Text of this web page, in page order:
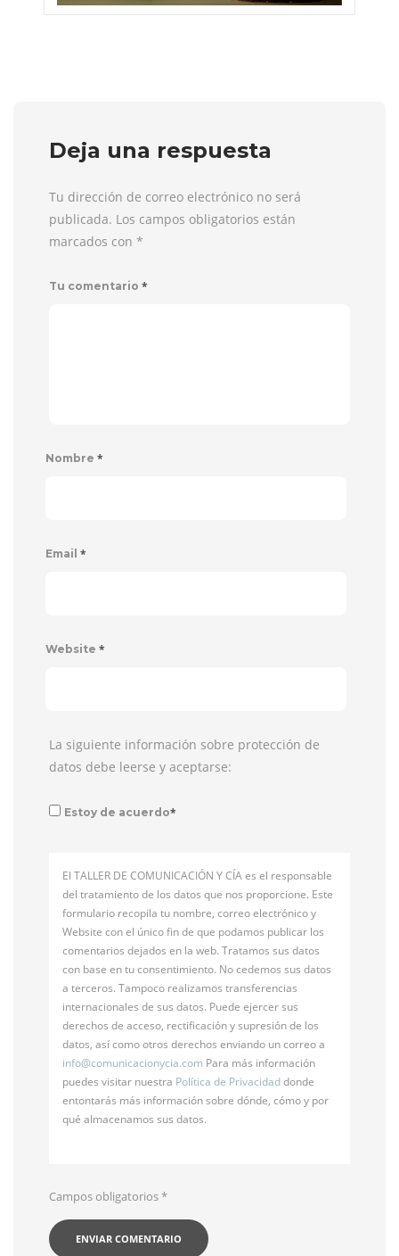
Deja una respuesta
Tu dirección de correo electrónico no será
publicada. Los campos obligatorios están
marcados con *
Tu comentario *
Nombre *
Email *
Website *
La siguiente información sobre protección de
datos debe leerse y aceptarse:
Estoy de acuerdo*
El TALLER DE COMUNICACIÓN Y CÍA es el responsable
del tratamiento de los datos que nos proporcione. Este
formulario recopila tu nombre, correo electrónico y
Website con el único fin de que podamos publicar los
comentarios dejados en la web. Tratamos sus datos
con base en tu consentimiento. No cedemos sus datos
a terceros. Tampoco realizamos transferencias
internacionales de sus datos. Puede ejercer sus
derechos de acceso, rectificación y supresión de los
datos, así como otros derechos enviando un correo a
info@comunicacionycia.com Para más información
puedes visitar nuestra Política de Privacidaddonde
entontarás más información sobre dónde, cómo y por
qué almacenamos sus datos.
Campos obligatorios*